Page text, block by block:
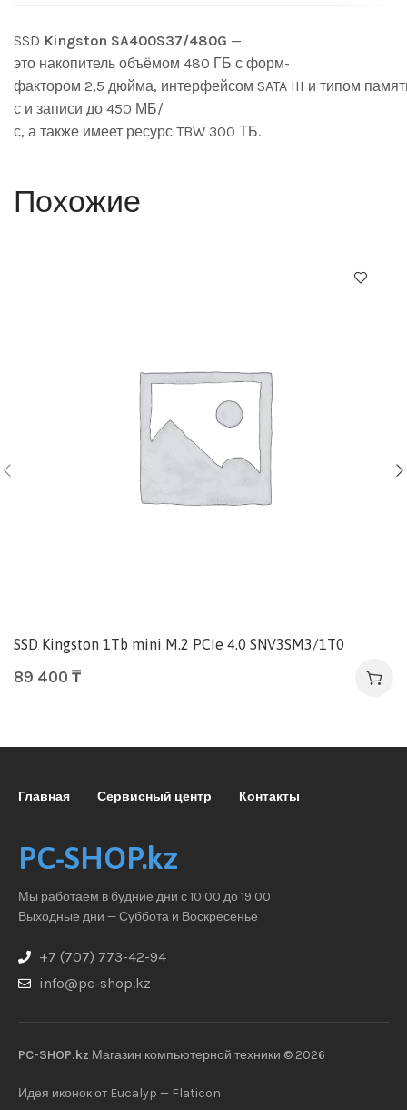
SSD Kingston SA400S37/480G —
это накопитель объёмом 480 ГБ с форм-
фактором 2,5 дюйма, интерфейсом SATA III и типом
с и записи до 450 МБ/
с, а также имеет ресурс TBW 300 ТБ.
Похожие
SSD Kingston 1Tb mini M.2 PCIe 4.0 SNV3SM3/1T0
89 400 ₸
Главная Сервисный центр Контакты
PC-SHOP.kz
Мы работаем в будние дни с 10:00 до 19:00
Выходные дни — Суббота и Воскресенье
+7 (707) 773-42-94
info@pc-shop.kz
PC-SHOP.kz Магазин компьютерной техники © 2026
Идея иконок от Eucalyp — Flaticon